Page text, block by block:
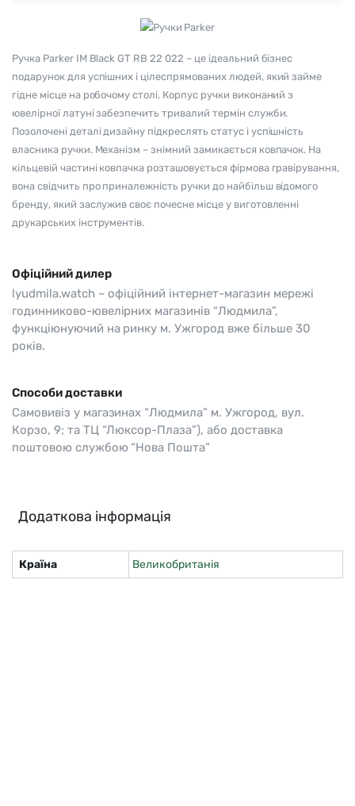
Ручка Parker IM Black GT RB 22 022 – це ідеальний бізнес
подарунок для успішних і цілеспрямованих людей, який займе
гідне місце на робочому столі. Корпус ручки виконаний з
ювелірної латуні забезпечить тривалий термін служби.
Позолочені деталі дизайну підкреслять статус і успішність
власника ручки. Механізм – знімний замикається ковпачок. На
кільцевій частині ковпачка розташовується фірмова гравірування,
вона свідчить про приналежність ручки до найбільш відомого
бренду, який заслужив своє почесне місце у виготовленні
друкарських інструментів.
Офіційний дилер
lyudmila.watch – офіційний інтернет-магазин мережі
годинниково-ювелірних магазинів “Людмила”,
функціюнуючий на ринку м. Ужгород вже більше 30
років.
Способи доставки
Самовивіз у магазинах “Людмила” м. Ужгород, вул.
Корзо, 9; та ТЦ “Люксор-Плаза”), або доставка
поштовою службою “Нова Пошта”
Додаткова інформація
Країна Великобританія